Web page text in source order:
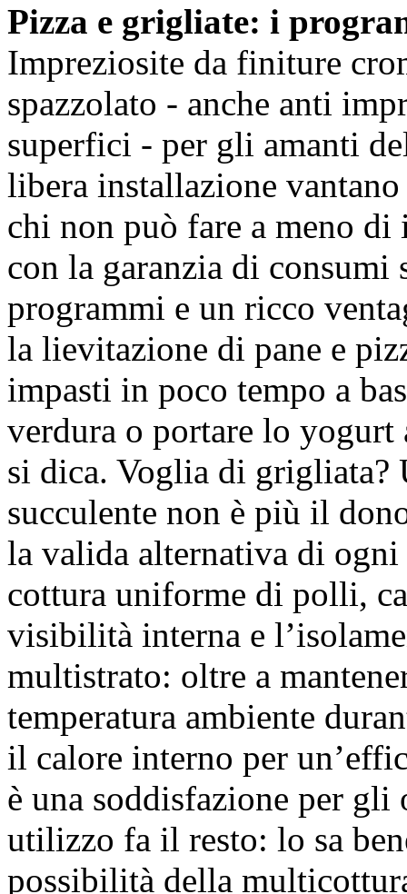
Pizza e grigliate: i
Impreziosite da finiture
spazzolato - anche anti
superfici - per gli amanti
libera installazione
chi non può fare a meno
con la garanzia di
programmi e un ricco
la lievitazione di pane e
impasti in poco tempo a
verdura o portare lo yogurt
si dica. Voglia di grigliata?
succulente non è più il
la valida alternativa di
cottura uniforme di polli,
visibilità interna e
multistrato: oltre a
temperatura ambiente
il calore interno per
è una soddisfazione per
utilizzo fa il resto: lo sa
possibilità della